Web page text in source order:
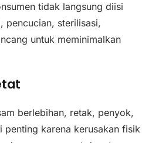
tidak langsung diisi
pencucian, sterilisasi,
untuk meminimalkan
berlebihan, retak, penyok,
penting karena kerusakan fisik